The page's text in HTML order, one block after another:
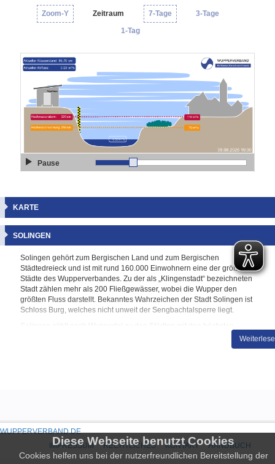
Zoom-Y Zeitraum 7-Tage
3-Tage
1-Tag
Pause
KARTE
SOLINGEN
Solingen gehört zum Bergischen Land und zum Bergischen
Städtedreieck und ist mit rund 160.000 Einwohnern eine der größeren
Städte des Wupperverbandes. Zu der als „Klingenstadt“ bezeichneten
Stadt zählen mehr als 200 Fließgewässer, wobei die Wupper den
größten Fluss darstellt. Bekanntes Wahrzeichen der Stadt Solingen ist
Schloss Burg, welches nicht unweit der Sengbachtalsperre liegt.
Solingen zählt nach Wuppertal zu den Städten mit den höchsten
Niederschlagsmengen in ganz Deutschland. Ursächlich dafür ist die
Lage im Bergischen Land, welches die erste nennenswerte Erhöhung
Eschbachs tiefer zu legen. Ebenso wurden in diesem Zuge
Ufermauern saniert, verkleidet und neu errichtet sowie mehrere
Brücken erneuert.
Auf unserer Seite des Hochwasserportals Wupperverband können Sie
WUPPERVERBAND.DE
IMPRESSUM
RECHTLICHES KONTAKT HANDBUCH
Diese Webseite benutzt Cookies
Cookies helfen uns bei der nutzerfreundlichen Bereitstellung der